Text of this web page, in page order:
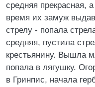
средняя прекрасная,
время их замуж
стрелу - попала
средняя, пустила
крестьянину. Вышла
попала в лягушку.
в Гринпис, начала